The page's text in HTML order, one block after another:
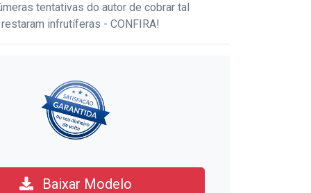
tentativas do autor de cobrar tal
infrutíferas - CONFIRA!
Baixar Modelo